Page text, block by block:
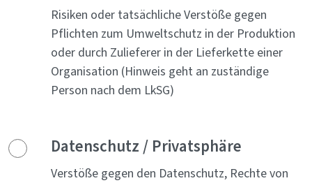
Risiken oder tatsächliche Verstöße gegen
Pflichten zum Umweltschutz in der Produktion
oder durch Zulieferer in der Lieferkette einer
Organisation (Hinweis geht an zuständige
Person nach dem LkSG)
Datenschutz / Privatsphäre
Verstöße gegen den Datenschutz, Rechte von